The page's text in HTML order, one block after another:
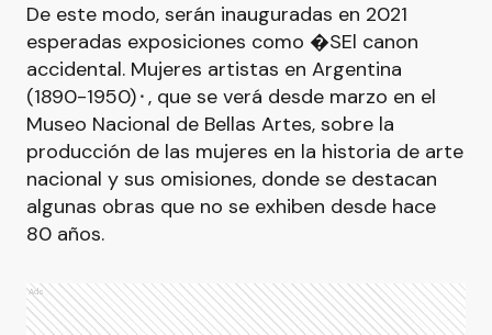
De este modo, serán inauguradas en 2021
esperadas exposiciones como �SEl canon
accidental. Mujeres artistas en Argentina
(1890-1950)⬝, que se verá desde marzo en el
Museo Nacional de Bellas Artes, sobre la
producción de las mujeres en la historia de arte
nacional y sus omisiones, donde se destacan
algunas obras que no se exhiben desde hace
80 años.
Ads